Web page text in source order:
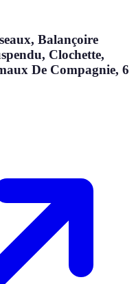
Balançoire
Clochette,
De Compagnie, 6